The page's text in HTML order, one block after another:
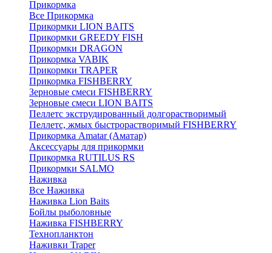
Прикормка
Все Прикормка
Прикормки LION BAITS
Прикормки GREEDY FISH
Прикормки DRAGON
Прикормка VABIK
Прикормки TRAPER
Прикормка FISHBERRY
Зерновые смеси FISHBERRY
Зерновые смеси LION BAITS
Пеллетс экструдированный долгорастворимый
Пеллетс, жмых быстрорастворимый FISHBERRY
Прикормка Amatar (Аматар)
Аксессуары для прикормки
Прикормка RUTILUS RS
Прикормки SALMO
Наживка
Все Наживка
Наживка Lion Baits
Бойлы рыболовные
Наживка FISHBERRY
Технопланктон
Наживки Traper